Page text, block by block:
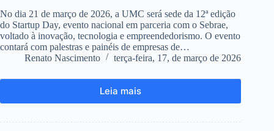
No dia 21 de março de 2026, a UMC será sede da 12ª edição
do Startup Day, evento nacional em parceria com o Sebrae,
voltado à inovação, tecnologia e empreendedorismo. O evento
contará com palestras e painéis de empresas de…
Renato Nascimento
terça-feira, 17, de março de 2026
Leia mais